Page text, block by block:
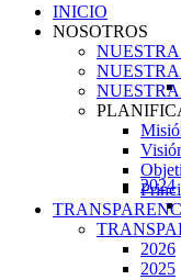
2024
INICIO
NOSOTROS
2026
2025